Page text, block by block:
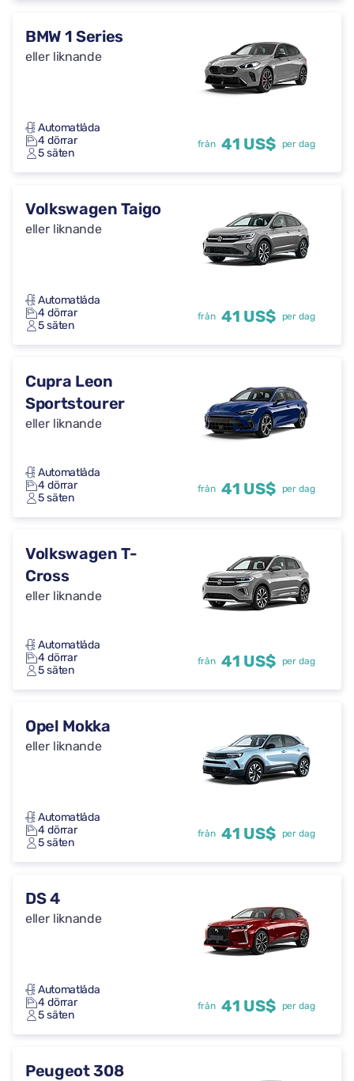
BMW 1 Series
eller liknande
Automatlåda
4 dörrar
5 säten
från 41 US$ per dag
Volkswagen Taigo
eller liknande
Automatlåda
4 dörrar
5 säten
från 41 US$ per dag
Cupra Leon
Sportstourer
eller liknande
Automatlåda
4 dörrar
5 säten
från 41 US$ per dag
Volkswagen T-
Cross
eller liknande
Automatlåda
4 dörrar
5 säten
från 41 US$ per dag
Opel Mokka
eller liknande
Automatlåda
4 dörrar
5 säten
från 41 US$ per dag
DS 4
eller liknande
Automatlåda
4 dörrar
5 säten
från 41 US$ per dag
Peugeot 308